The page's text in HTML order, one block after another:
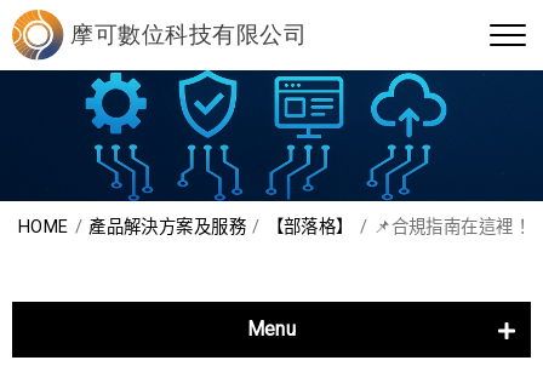
HOME 產品解決方案及服務 【部落格】 📌合規指南在這裡！
Menu